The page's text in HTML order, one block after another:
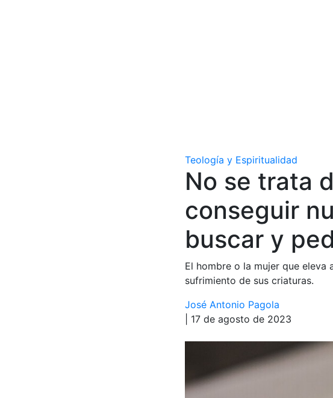
Teología y Espiritualidad
No se trata
conseguir
buscar y
El hombre o la mujer que
sufrimiento de sus criaturas.
José Antonio Pagola
| 17 de agosto de 2023